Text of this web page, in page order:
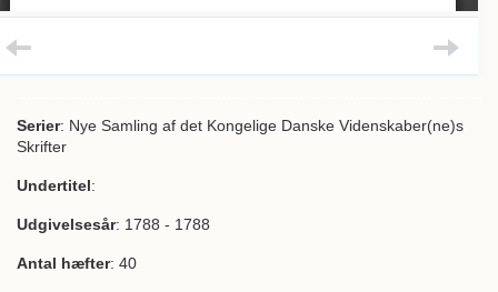
Serier: Nye Samling af det Kongelige Danske Videnskaber(ne)s
Skrifter
Undertitel:
Udgivelsesår: 1788 - 1788
Antal hæfter: 40